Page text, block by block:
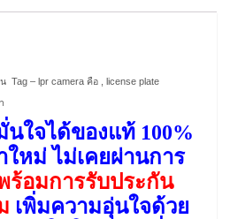
Tag – lpr camera คือ , license plate
ใจได้ของแท้ 100%
หม่ ไม่เคยผ่านการ
ร้อมการรับประกัน
เพิ่มความอุ่นใจด้วย